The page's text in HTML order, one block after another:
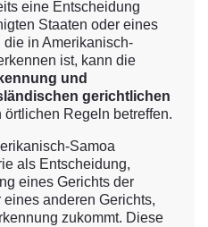
eine Entscheidung
Staaten oder eines
die in Amerikanisch-
ist, kann die
und
gerichtlichen
örtlichen Regeln betreffen.
Samoa
als Entscheidung,
eines Gerichts der
anderen Gerichts,
zukommt. Diese